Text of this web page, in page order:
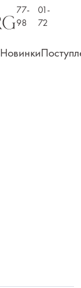
77-
98
01-
72
Новинки